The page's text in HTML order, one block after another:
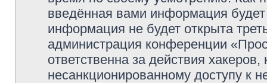
введённая вами информация
информация не будет открыта
администрация конференции
ответственна за действия
несанкционированному доступу к